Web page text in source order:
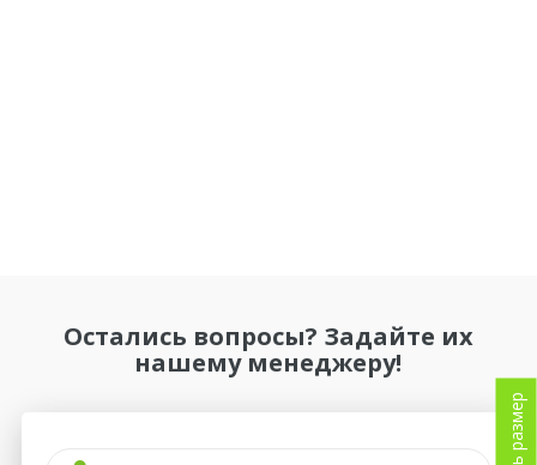
Остались вопросы? Задайте их
нашему менеджеру!